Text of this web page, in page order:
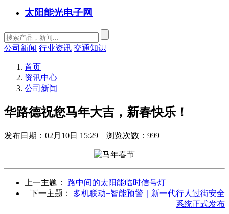
太阳能光电子网
公司新闻 行业资讯 交通知识
首页
资讯中心
公司新闻
华路德祝您马年大吉，新春快乐！
发布日期： 02月10日 15:29 浏览次数： 999
上一主题： 路中间的太阳能临时信号灯
下一主题： 多机联动+智能预警｜新一代行人过街安全
系统正式发布